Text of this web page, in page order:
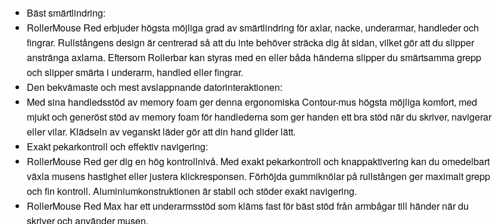
Bäst smärtlindring:
RollerMouse Red erbjuder högsta möjliga grad av smärtlindring för axlar, nacke, underarmar, handleder och
fingrar. Rullstångens design är centrerad så att du inte behöver sträcka dig åt sidan, vilket gör att du slipper
anstränga axlarna. Eftersom Rollerbar kan styras med en eller båda händerna slipper du smärtsamma grepp
och slipper smärta i underarm, handled eller fingrar.
Den bekvämaste och mest avslappnande datorinteraktionen:
Med sina handledsstöd av memory foam ger denna ergonomiska Contour-mus högsta möjliga komfort, med
mjukt och generöst stöd av memory foam för handlederna som ger handen ett bra stöd när du skriver, navigerar
eller vilar. Klädseln av veganskt läder gör att din hand glider lätt.
Exakt pekarkontroll och effektiv navigering:
RollerMouse Red ger dig en hög kontrollnivå. Med exakt pekarkontroll och knappaktivering kan du omedelbart
växla musens hastighet eller justera klickresponsen. Förhöjda gummiknölar på rullstången ger maximalt grepp
och fin kontroll. Aluminiumkonstruktionen är stabil och stöder exakt navigering.
RollerMouse Red Max har ett underarmsstöd som kläms fast för bäst stöd från armbågar till händer när du
skriver och använder musen.